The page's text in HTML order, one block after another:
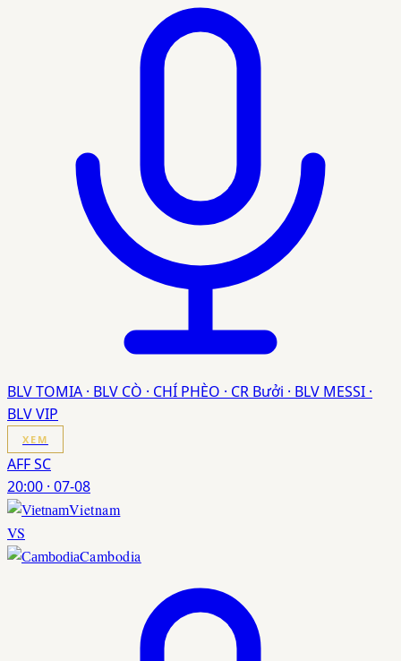
BLV TOMIA · BLV CÒ · CHÍ PHÈO · CR Bưởi · BLV MESSI ·
BLV VIP
XEM
AFF SC
20:00 · 07-08
Vietnam
VS
Cambodia